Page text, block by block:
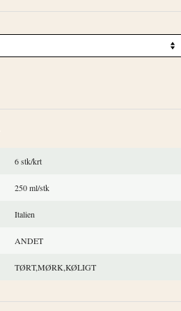
6 stk/krt
250 ml/stk
Italien
ANDET
TØRT,MØRK,KØLIGT